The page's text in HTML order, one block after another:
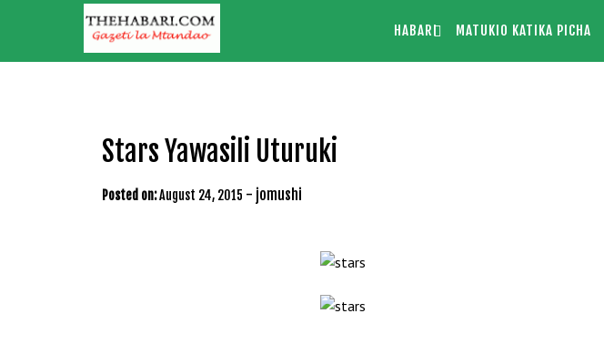
HABARI MATUKIO KATIKA PICHA
Stars Yawasili Uturuki
Posted on:August 24, 2015 - jomushi